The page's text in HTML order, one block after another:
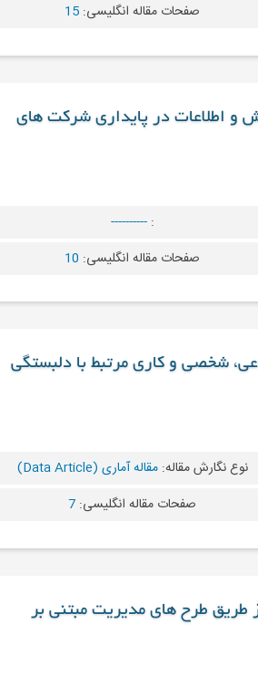
صفحات مقاله انگلیسی: 15
و اطلاعات در پایداری شرکت های
:
----------
صفحات مقاله انگلیسی: 10
شخصی و کاری مرتبط با دلبستگی
نوع نگارش مقاله:مقاله آماری (Data Article)
صفحات مقاله انگلیسی: 7
طریق طرح های مدیریت مبتنی بر